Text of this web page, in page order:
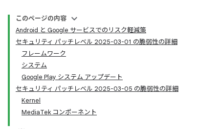
このページの内容
Android と Google サービスでのリスク軽減策
セキュリティ パッチレベル 2025-03-01 の脆弱性の詳細
フレームワーク
システム
Google Play システム アップデート
セキュリティ パッチレベル 2025-03-05 の脆弱性の詳細
Kernel
MediaTek コンポーネント